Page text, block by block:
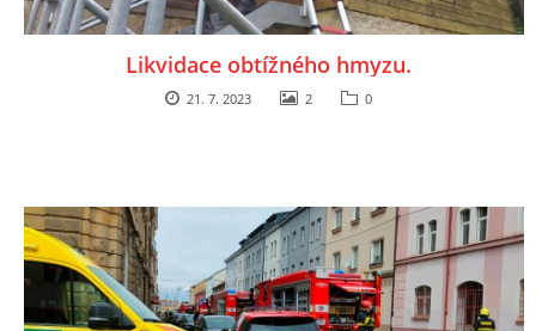
Likvidace obtížného hmyzu.
21. 7. 2023 2 0